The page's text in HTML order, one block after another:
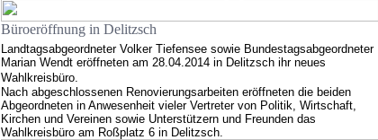
Büroeröffnung in Delitzsch
Landtagsabgeordneter Volker Tiefensee sowie Bundestagsabgeordneter
Marian Wendt eröffneten am 28.04.2014 in Delitzsch ihr neues
Wahlkreisbüro.
Nach abgeschlossenen Renovierungsarbeiten eröffneten die beiden
Abgeordneten in Anwesenheit vieler Vertreter von Politik, Wirtschaft,
Kirchen und Vereinen sowie Unterstützern und Freunden das
Wahlkreisbüro am Roßplatz 6 in Delitzsch.